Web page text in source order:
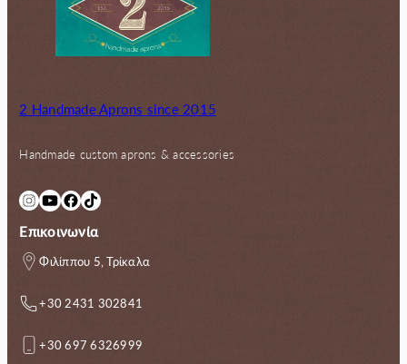
2 Handmade Aprons since 2015
Handmade custom aprons & accessories
InstagramYouTube Facebook TikTok
Επικοινωνία
Φιλίππου 5, Τρίκαλα
+30 2431 302841
+30 697 6326999